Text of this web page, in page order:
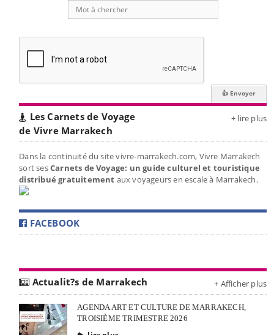
Les Carnets de Voyage
de Vivre Marrakech
+ lire plus
Dans la continuité du site vivre-marrakech.com, Vivre Marrakech
sort sesCarnets de Voyage: un guide culturel et touristique
distribué gratuitement aux voyageurs en escale à Marrakech.
FACEBOOK
Actualit?s de Marrakech + Afficher plus
AGENDA ART ET CULTURE DE MARRAKECH,
TROISIÈME TRIMESTRE 2026